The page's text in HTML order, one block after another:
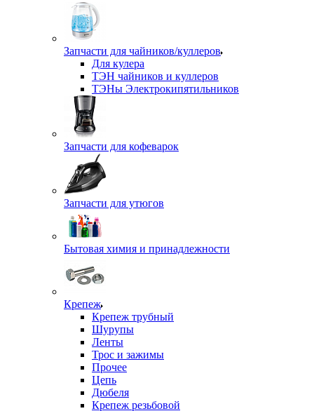
Запчасти для чайников/куллеров
Для кулера
ТЭН чайников и куллеров
ТЭНы Электрокипятильников
Запчасти для кофеварок
Запчасти для утюгов
Бытовая химия и принадлежности
Крепеж
Крепеж трубный
Шурупы
Ленты
Трос и зажимы
Прочее
Цепь
Дюбеля
Крепеж резьбовой